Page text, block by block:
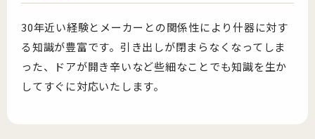
30年近い経験とメーカーとの関係性により什器に対す
る知識が豊富です。引き出しが閉まらなくなってしま
った、ドアが開き辛いなど些細なことでも知識を生か
してすぐに対応いたします。